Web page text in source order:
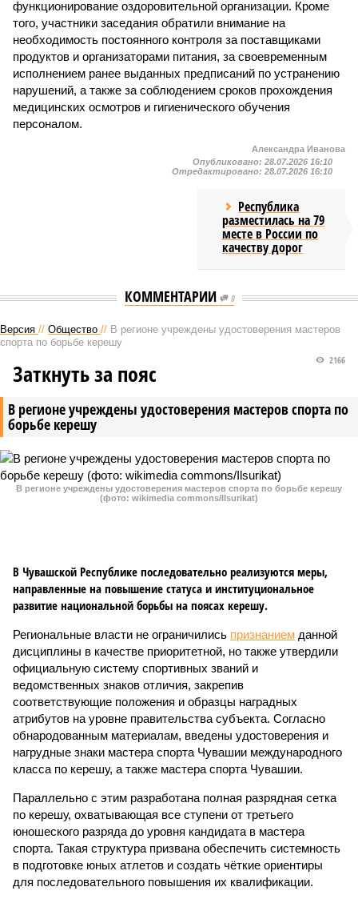
функционирование оздоровительной организации. Кроме
того, участники заседания обратили внимание на
необходимость постоянного контроля за поставщиками
продуктов и организаторами питания, за своевременным
исполнением ранее выданных предписаний по устранению
нарушений, а также за соблюдением сроков прохождения
медицинских осмотров и гигиенического обучения
персоналом.
Александра Иванова
Опубликовано: 28.07.2026 16:10
Отредактировано: 28.07.2026 16:10
Республика
разместилась на 79
месте в России по
качеству дорог
КОММЕНТАРИИ 0
Версия // Общество // В регионе учреждены удостоверения мастеров
спорта по борьбе керешу
В регионе учреждены удостоверения мастеров спорта по
борьбе керешу
2166
Заткнуть за пояс
В регионе учреждены удостоверения мастеров спорта по борьбе керешу
(фото: wikimedia commons/Ilsurikat)
В Чувашской Республике последовательно реализуются меры,
направленные на повышение статуса и институциональное
развитие национальной борьбы на поясах керешу.
Региональные власти не ограничились признанием данной
дисциплины в качестве приоритетной, но также утвердили
официальную систему спортивных званий и
ведомственных знаков отличия, закрепив
соответствующие положения и образцы наградных
атрибутов на уровне правительства субъекта. Согласно
обнародованным материалам, введены удостоверения и
нагрудные знаки мастера спорта Чувашии международного
класса по керешу, а также мастера спорта Чувашии.
Параллельно с этим разработана полная разрядная сетка
по керешу, охватывающая все ступени от третьего
юношеского разряда до уровня кандидата в мастера
спорта. Такая структура призвана обеспечить системность
в подготовке юных атлетов и создать чёткие ориентиры
для последовательного повышения их квалификации.